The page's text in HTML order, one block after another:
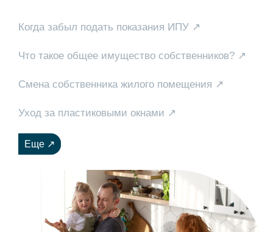
Когда забыл подать показания ИПУ
Что такое общее имущество собственников?
Смена собственника жилого помещения
Уход за пластиковыми окнами
Еще